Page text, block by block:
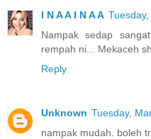
I N A A I N A A
Nampak sedap
rempah ni... Mekaceh
Reply
Unknown Tuesday,
nampak mudah. boleh